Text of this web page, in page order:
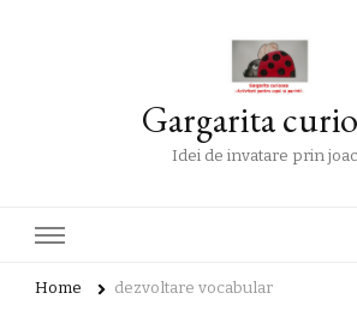
Gargarita
Idei de invatare prin
Home dezvoltare vocabular